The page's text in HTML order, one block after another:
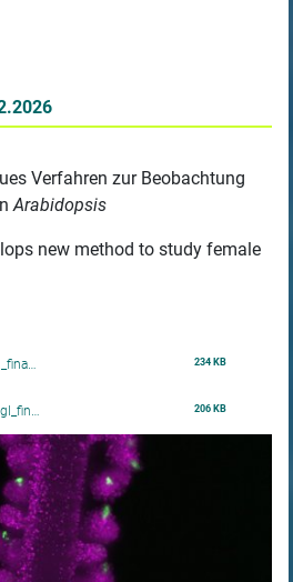
Verfahren zur Beobachtung
Arabidopsis
new method to study female
234 KB
206 KB